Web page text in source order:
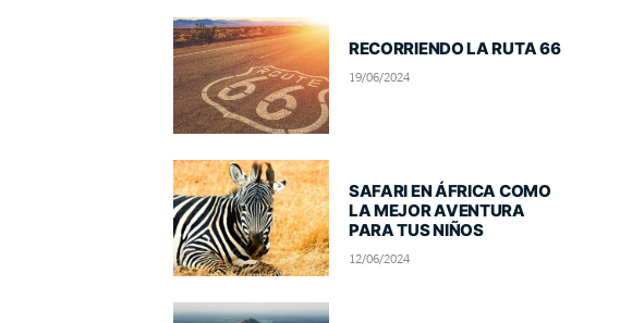
RECORRIENDO LA RUTA 66
19/06/2024
SAFARI EN ÁFRICA COMO
LA MEJOR AVENTURA
PARA TUS NIÑOS
12/06/2024